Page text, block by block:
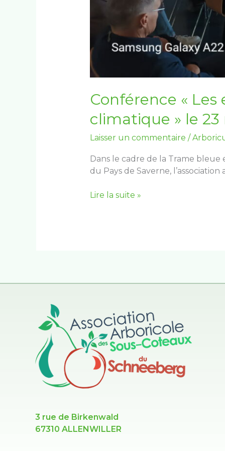
Conférence «
climatique » le 23
Laisser un commentaire /
Dans le cadre de la Trame
du Pays de Saverne, l’association
Lire la suite »
3 rue de Birkenwald
67310 ALLENWILLER